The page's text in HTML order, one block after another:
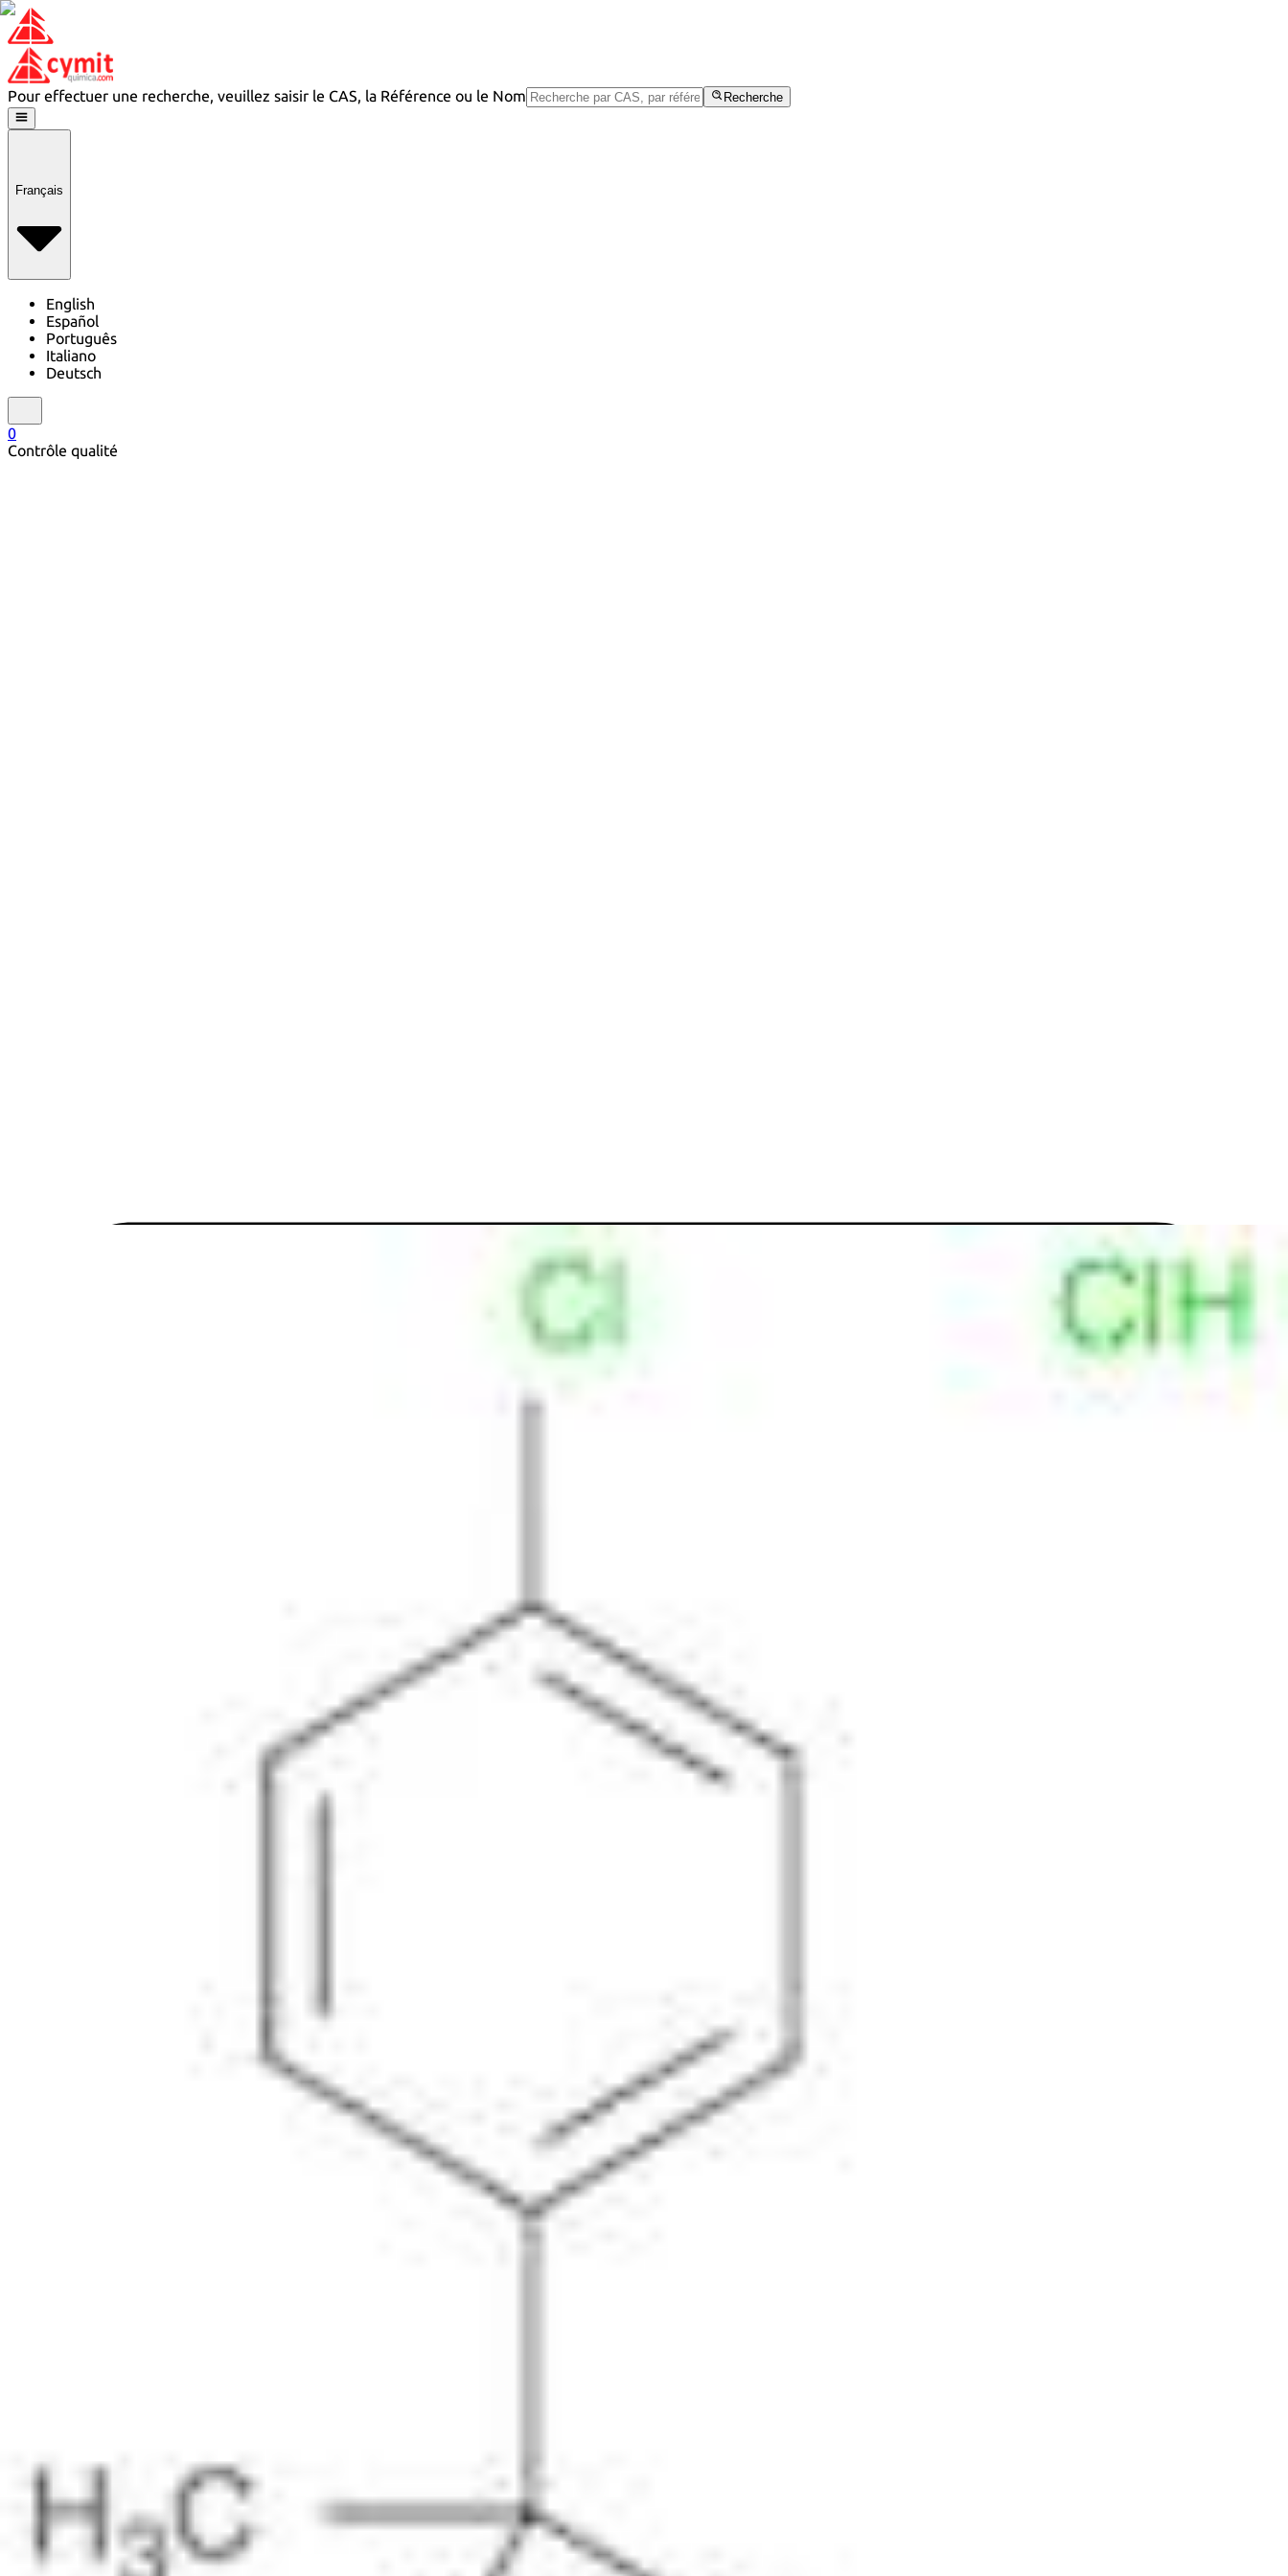
Pour effectuer une recherche, veuillez saisir le CAS, la Référence ou le Nom Recherche
Français
English
Español
Português
Italiano
Deutsch
0
Contrôle qualité
Normes physico-chimiques
Normes électrochimiques
Normes inorganiques